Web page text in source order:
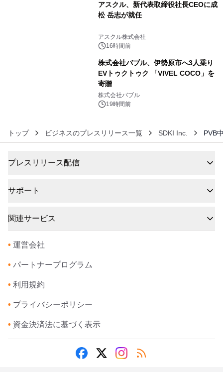
アスクル、新代表取締役社長CEOに成
松 岳志が就任
アスクル株式会社
16時間前
株式会社バブル、伊勢原市へ3人乗り
EVトゥクトゥク 「VIVEL COCO」を
寄贈
株式会社バブル
19時間前
トップ ビジネスのプレスリリース一覧 SDKI Inc. PVB
プレスリリース配信
サポート
関連サービス
• 運営会社
• パートナープログラム
• 利用規約
• プライバシーポリシー
• 資金決済法に基づく表示